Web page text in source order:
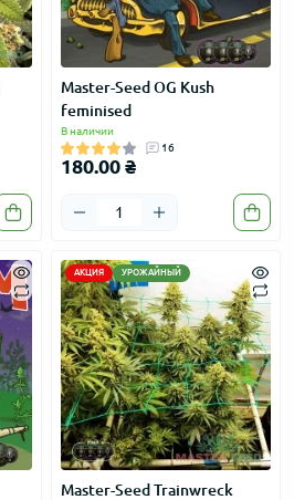
Master-Seed OG Kush
feminised
В наличии
16
180.00 ₴
АКЦИЯ УРОЖАЙНЫЙ
Master-Seed Trainwreck